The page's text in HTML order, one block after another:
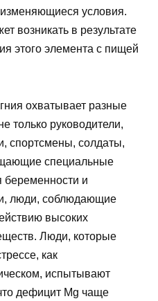
условия.
возникать в результате
этого элемента с пищей
охватывает разные
только руководители,
спортсмены, солдаты,
специальные
и
люди, соблюдающие
высоких
Люди, которые
как
испытывают
дефицит Mg чаще